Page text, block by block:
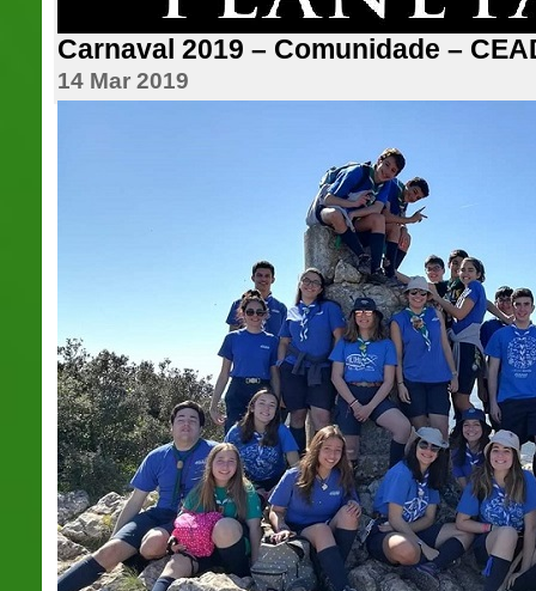
Carnaval 2019 – Comunidade –
14 Mar 2019